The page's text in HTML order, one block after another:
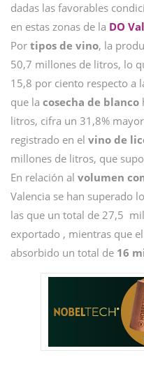
dadas las favorables
en estas zonas de la DO
Por tipos de vino, la
50,7 millones de litros, lo
15,8 por ciento respecto a
que la cosecha de blanco
litros, cifra un 31,8%
registrado en el vino de
millones de litros, que
En relación al volumen
Valencia se han superado
las que un total de 27,5
exportado , mientras que el
absorbido un total de 16